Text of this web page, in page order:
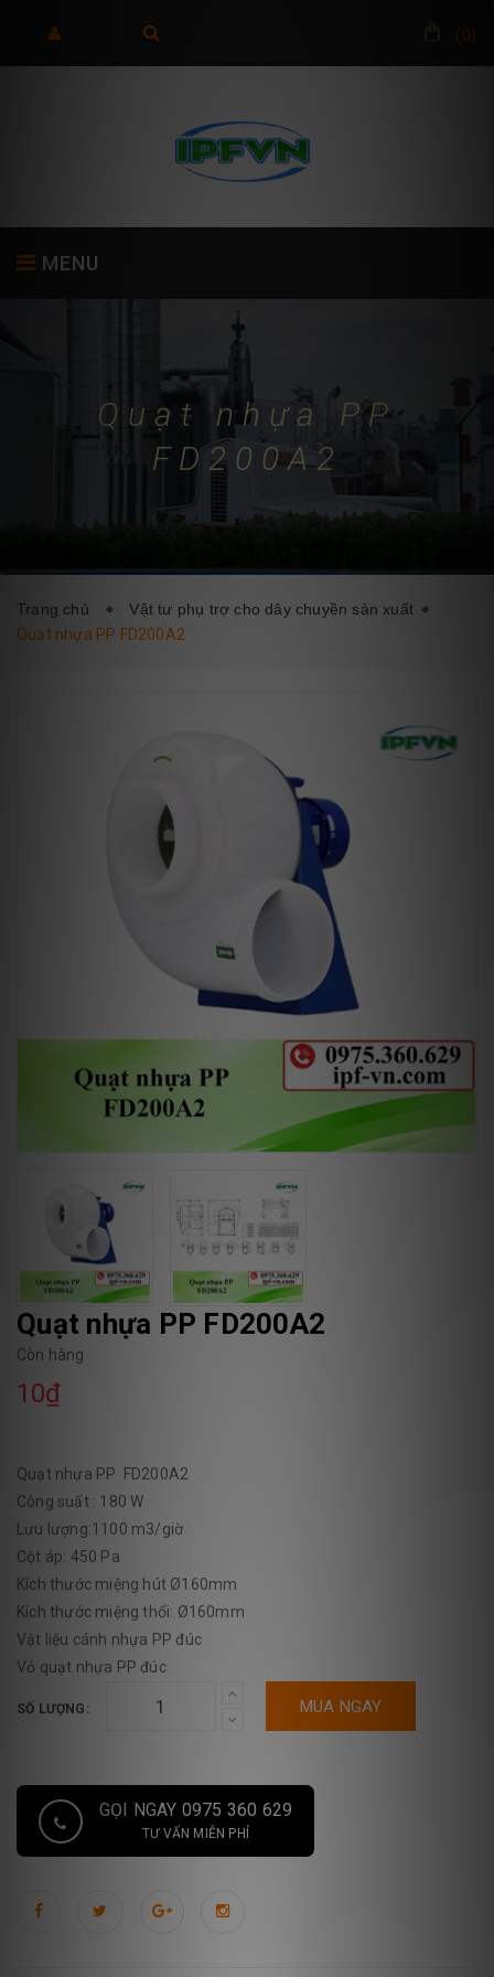
(0)
MENU
GIỚI THIỆU
BLOG LIÊN HỆ
Quạt nhựa PP
FD200A2
Trang chủ
Vật tư phụ trợ cho dây chuyền sản xuất
Quạt nhựa PP FD200A2
Quạt nhựa PP FD200A2
Còn hàng
10₫
Quạt nhựa PP FD200A2
Công suất : 180 W
Lưu lượng:1100 m3/giờ
Cột áp: 450 Pa
Kích thước miệng hút Ø160mm
Kích thước miệng thổi: Ø160mm
Vật liệu cánh nhựa PP đúc
Vỏ quạt nhựa PP đúc
SỐ LƯỢNG: MUA NGAY
GỌI NGAY 0975 360 629
TƯ VẤN MIỄN PHÍ